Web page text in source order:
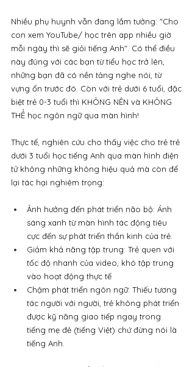
Nhiều phụ huynh vẫn đang lầm tưởng: "Cho
con xem YouTube/ học trên app nhiều giờ
mỗi ngày thì sẽ giỏi tiếng Anh". Có thể điều
này đúng với các bạn từ tiểu học trở lên,
những bạn đã có nền tảng nghe nói, từ
vựng ổn trước đó. Còn với trẻ dưới 6 tuổi, đặc
biệt trẻ 0-3 tuổi thì KHÔNG NÊN và KHÔNG
THỂ học ngôn ngữ qua màn hình!
Thực tế, nghiên cứu cho thấy việc cho trẻ trẻ
dưới 3 tuổi học tiếng Anh qua màn hình điện
tử không những không hiệu quả mà còn để
lại tác hại nghiêm trọng:
Ảnh hưởng đến phát triển não bộ: Ánh
sáng xanh từ màn hình tác động tiêu
cực đến sự phát triển thần kinh của trẻ.
Giảm khả năng tập trung: Trẻ quen với
tốc độ nhanh của video, khó tập trung
vào hoạt động thực tế
Chậm phát triển ngôn ngữ: Thiếu tương
tác người với người, trẻ không phát triển
được kỹ năng giao tiếp ngay trong
tiếng mẹ đẻ (tiếng Việt) chứ đừng nói là
tiếng Anh.